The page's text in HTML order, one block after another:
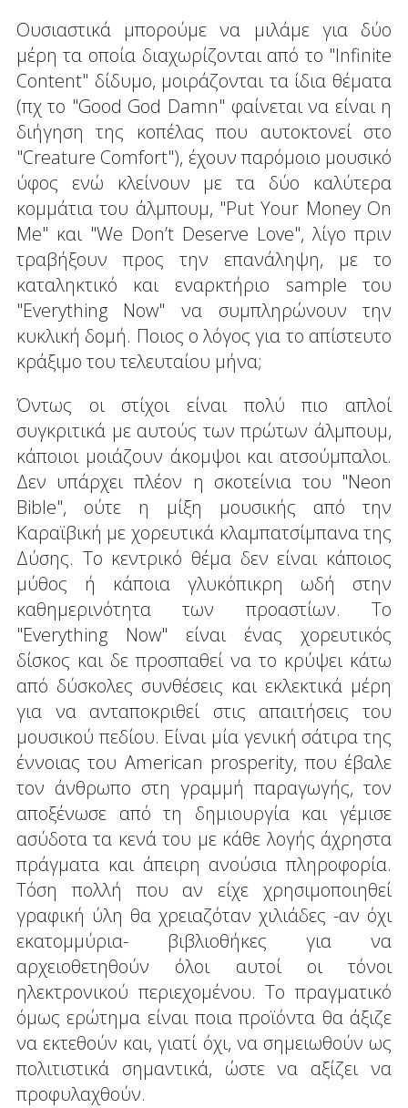
Ουσιαστικά μπορούμε να μιλάμε για δύο
μέρη τα οποία διαχωρίζονται από το "Infinite
Content" δίδυμο, μοιράζονται τα ίδια θέματα
(πχ το "Good God Damn" φαίνεται να είναι η
διήγηση της κοπέλας που αυτοκτονεί στο
"Creature Comfort"), έχουν παρόμοιο μουσικό
ύφος ενώ κλείνουν με τα δύο καλύτερα
κομμάτια του άλμπουμ, "Put Your Money On
Me" και "We Don’t Deserve Love", λίγο πριν
τραβήξουν προς την επανάληψη, με το
καταληκτικό και εναρκτήριο sample του
"Everything Now" να συμπληρώνουν την
κυκλική δομή. Ποιος ο λόγος για το απίστευτο
κράξιμο του τελευταίου μήνα;
Όντως οι στίχοι είναι πολύ πιο απλοί
συγκριτικά με αυτούς των πρώτων άλμπουμ,
κάποιοι μοιάζουν άκομψοι και ατσούμπαλοι.
Δεν υπάρχει πλέον η σκοτείνια του "Neon
Bible", ούτε η μίξη μουσικής από την
Καραϊβική με χορευτικά κλαμπατσίμπανα της
Δύσης. Το κεντρικό θέμα δεν είναι κάποιος
μύθος ή κάποια γλυκόπικρη ωδή στην
καθημερινότητα των προαστίων. Το
"Everything Now" είναι ένας χορευτικός
δίσκος και δε προσπαθεί να το κρύψει κάτω
από δύσκολες συνθέσεις και εκλεκτικά μέρη
για να ανταποκριθεί στις απαιτήσεις του
μουσικού πεδίου. Είναι μία γενική σάτιρα της
έννοιας του American prosperity, που έβαλε
τον άνθρωπο στη γραμμή παραγωγής, τον
αποξένωσε από τη δημιουργία και γέμισε
ασύδοτα τα κενά του με κάθε λογής άχρηστα
πράγματα και άπειρη ανούσια πληροφορία.
Τόση πολλή που αν είχε χρησιμοποιηθεί
γραφική ύλη θα χρειαζόταν χιλιάδες -αν όχι
εκατομμύρια- βιβλιοθήκες για να
αρχειοθετηθούν όλοι αυτοί οι τόνοι
ηλεκτρονικού περιεχομένου. Το πραγματικό
όμως ερώτημα είναι ποια προϊόντα θα άξιζε
να εκτεθούν και, γιατί όχι, να σημειωθούν ως
πολιτιστικά σημαντικά, ώστε να αξίζει να
προφυλαχθούν.